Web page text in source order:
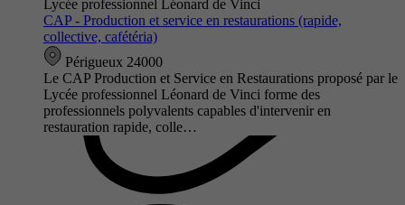
Lycée professionnel Léonard de Vinci
CAP - Production et service en restaurations (rapide,
collective, cafétéria)
Périgueux 24000
Le CAP Production et Service en Restaurations proposé par le
Lycée professionnel Léonard de Vinci forme des
professionnels polyvalents capables d'intervenir en
restauration rapide, colle…